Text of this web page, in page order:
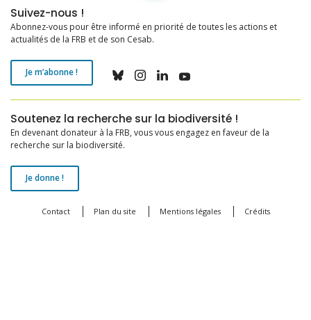
Suivez-nous !
Abonnez-vous pour être informé en priorité de toutes les actions et
actualités de la FRB et de son Cesab.
Je m’abonne !
Soutenez la recherche sur la biodiversité !
En devenant donateur à la FRB, vous vous engagez en faveur de la
recherche sur la biodiversité.
Je donne !
Contact Plan du site Mentions légales Crédits